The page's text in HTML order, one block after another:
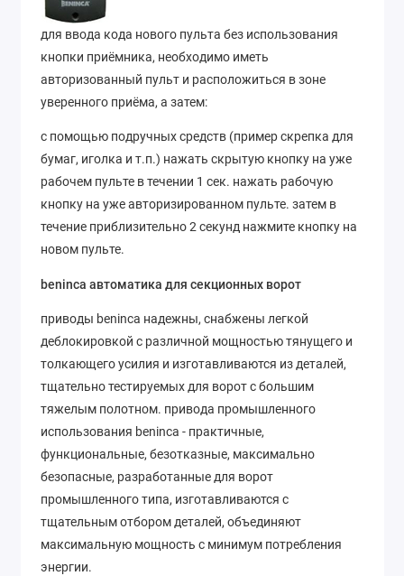
для ввода кода нового пульта без использования
кнопки приёмника, необходимо иметь
авторизованный пульт и расположиться в зоне
уверенного приёма, а затем:
с помощью подручных средств (пример скрепка для
бумаг, иголка и т.п.) нажать скрытую кнопку на уже
рабочем пульте в течении 1 сек. нажать рабочую
кнопку на уже авторизированном пульте. затем в
течение приблизительно 2 секунд нажмите кнопку на
новом пульте.
beninca автоматика для секционных ворот
приводы beninca надежны, снабжены легкой
деблокировкой с различной мощностью тянущего и
толкающего усилия и изготавливаются из деталей,
тщательно тестируемых для ворот с большим
тяжелым полотном. привода промышленного
использования beninca - практичные,
функциональные, безотказные, максимально
безопасные, разработанные для ворот
промышленного типа, изготавливаются с
тщательным отбором деталей, объединяют
максимальную мощность с минимум потребления
энергии.